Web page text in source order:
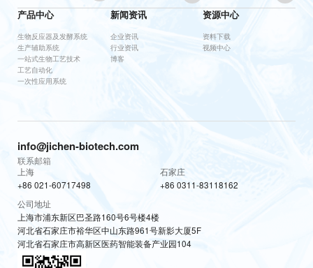
产品中心
生物反应器及发酵系统
生产辅助系统
一站式生物工艺技术
工艺自动化
一次性应用系统
新闻资讯
企业资讯
行业资讯
博客
资源中心
资料下载
视频中心
info@jichen-biotech.com
联系邮箱
上海
+86 021-60717498
石家庄
+86 0311-83118162
公司地址
上海市浦东新区巴圣路160号6号楼4楼
河北省石家庄市裕华区中山东路961号新影大厦5F
河北省石家庄市高新区医药智能装备产业园104